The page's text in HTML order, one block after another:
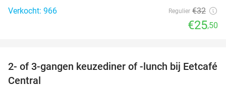
Verkocht: 966
Regulier €32
€25,50
28%
2- of 3-gangen keuzediner of -lunch bij Eetcafé
Central